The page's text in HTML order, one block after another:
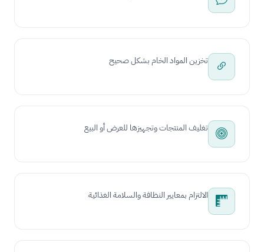
تخزين المواد الخام بشكل صحيح
تغليف المنتجات وتجهيزها للعرض أو البيع
الالتزام بمعايير النظافة والسلامة الغذائية